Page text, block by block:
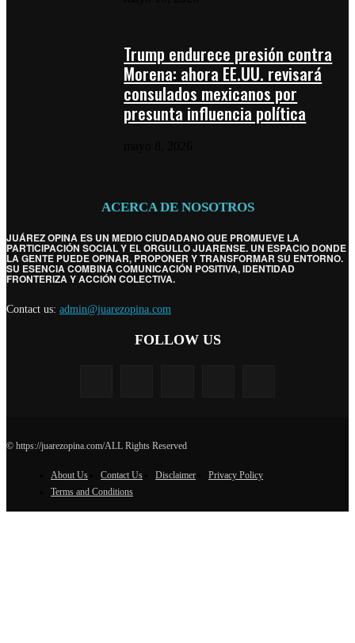
Trump endurece presión contra
Morena: ahora EE.UU. revisará
consulados mexicanos por
presunta influencia política
ACERCA DE NOSOTROS
JUÁREZ OPINA ES UN MEDIO CIUDADANO QUE PROMUEVE LA
PARTICIPACIÓN SOCIAL Y EL ORGULLO JUARENSE. UN ESPACIO DONDE
LA GENTE PUEDE OPINAR, PROPONER Y TRANSFORMAR SU ENTORNO.
SU ESENCIA COMBINA COMUNICACIÓN POSITIVA, IDENTIDAD
FRONTERIZA Y ACCIÓN COLECTIVA.
Contact us: admin@juarezopina.com
FOLLOW US
© https://juarezopina.com/ALL Rights Reserved
About Us Contact Us Disclaimer
Privacy Policy
Terms and Conditions